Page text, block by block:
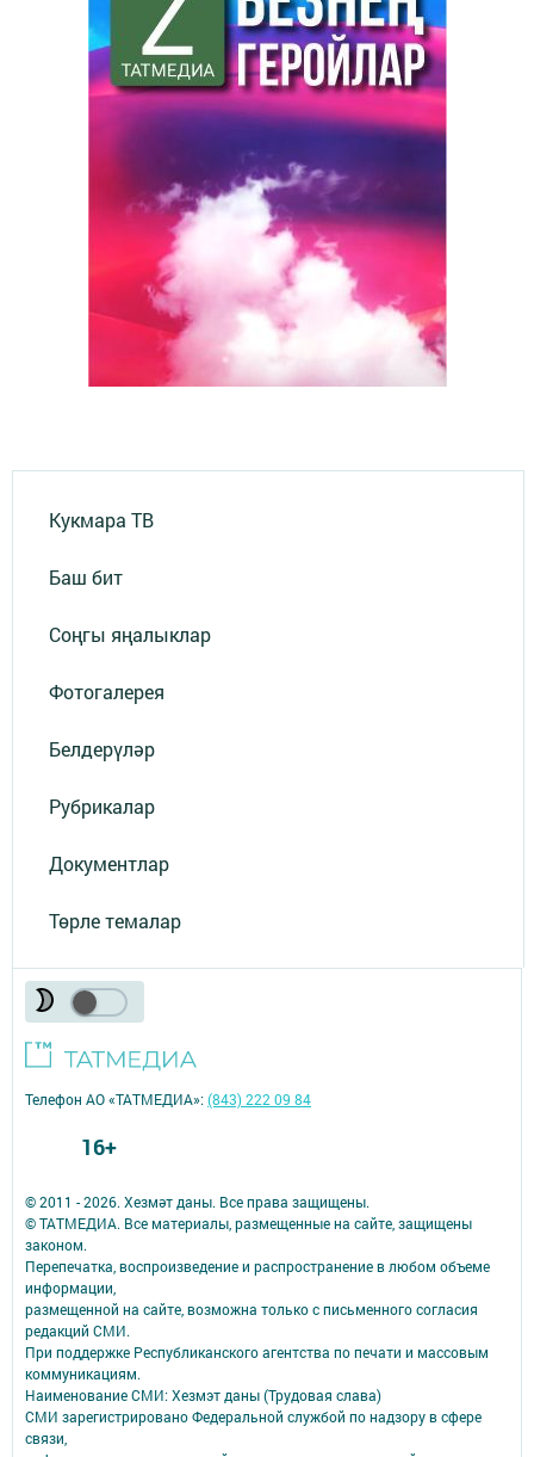
Кукмара ТВ
Баш бит
Соңгы яңалыклар
Фотогалерея
Белдерүләр
Рубрикалар
Документлар
Төрле темалар
© 2011 - 2026. Хезмәт даны. Все права защищены.
© ТАТМЕДИА. Все материалы, размещенные на сайте, защищены
законом.
Перепечатка, воспроизведение и распространение в любом объеме
информации,
размещенной на сайте, возможна только с письменного согласия
редакций СМИ.
При поддержке Республиканского агентства по печати и массовым
коммуникациям.
Наименование СМИ: Хезмэт даны (Трудовая слава)
СМИ зарегистрировано Федеральной службой по надзору в сфере
связи,
Телефон АО «ТАТМЕДИА»:(843) 222 09 84
16+